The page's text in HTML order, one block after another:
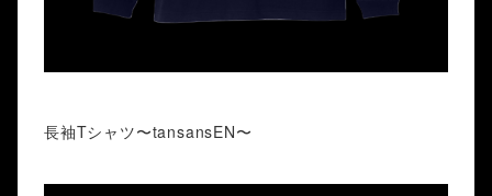
長袖Tシャツ〜tansansEN〜